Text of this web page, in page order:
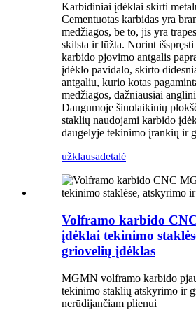
Karbidiniai įdėklai skirti
Cementuotas karbidas yra
medžiagos, be to, jis yra
skilsta ir lūžta. Norint išspręsti
karbido pjovimo antgalis
įdėklo pavidalo, skirto
antgaliu, kurio kotas
medžiagos, dažniausiai
Daugumoje šiuolaikinių
staklių naudojami karbido
daugelyje tekinimo įrankių ir
užklausadetalė
Volframo karbido
įdėklai tekinimo
griovelių įdėklas
MGMN volframo karbido
tekinimo staklių atskyrimo ir
nerūdijančiam plienui